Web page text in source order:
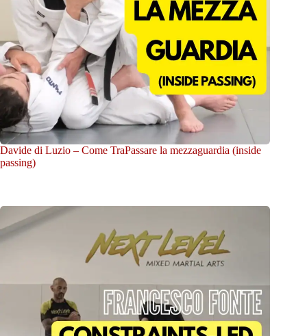
Davide di Luzio – Come TraPassare la mezzaguardia (inside
passing)